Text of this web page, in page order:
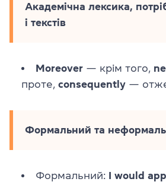
Академічна лексика,
і текстів
Moreover — крім того,
проте, consequently —
Формальний та
Формальний: I would